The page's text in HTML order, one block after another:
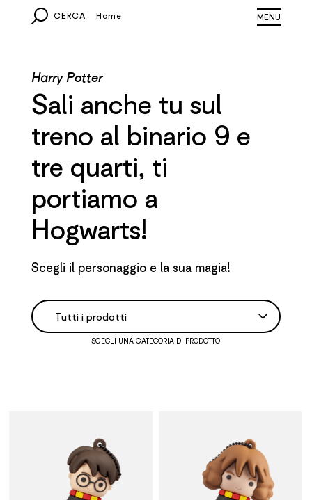
CERCA Home
ALTRI PAESI
Harry Potter
Sali anche tu sul
treno al binario 9 e
tre quarti, ti
portiamo a
Hogwarts!
Scegli il personaggio e la sua magia!
SCEGLI UNA CATEGORIA DI PRODOTTO